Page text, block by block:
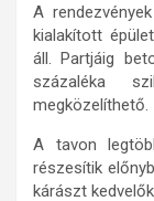
A
kialakított
áll. Partjáig
százaléka
megközelíthető.
A tavon
részesítik
kárászt